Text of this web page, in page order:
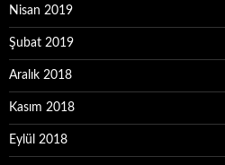
Nisan 2019
Şubat 2019
Aralık 2018
Kasım 2018
Eylül 2018